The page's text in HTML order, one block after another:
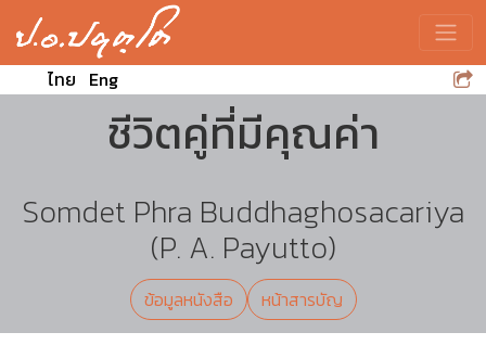
ไทย Eng
ชีวิตคู่ที่มีคุณค่า
Somdet Phra Buddhaghosacariya
(P. A. Payutto)
ข้อมูลหนังสือ หน้าสารบัญ